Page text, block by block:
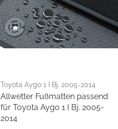
Toyota Aygo 1 I Bj. 2005-2014
Allwetter Fußmatten passend
für Toyota Aygo 1 I Bj. 2005-
2014